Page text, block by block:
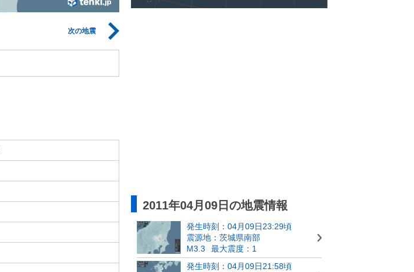
次の地震
2011年04月09日の地震情報
発生時刻：04月09日23:29頃
震源地：茨城県南部
M3.3
最大震度：1
発生時刻：04月09日21:58頃